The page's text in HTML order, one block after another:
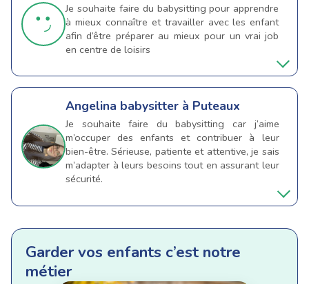
Je souhaite faire du babysitting pour apprendre
à mieux connaître et travailler avec les enfant
afin d’être préparer au mieux pour un vrai job
en centre de loisirs
Angelina babysitter à Puteaux
Je souhaite faire du babysitting car j’aime
m’occuper des enfants et contribuer à leur
bien-être. Sérieuse, patiente et attentive, je sais
m’adapter à leurs besoins tout en assurant leur
sécurité.
Garder vos enfants c’est notre
métier